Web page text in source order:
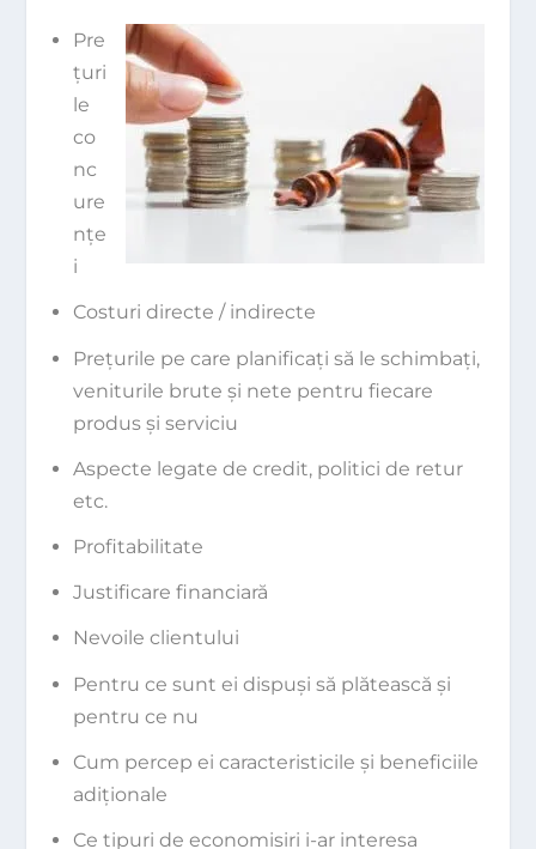
Pre
ţuri
le
co
nc
ure
nţe
i
Costuri directe / indirecte
Preţurile pe care planificaţi să le schimbaţi,
veniturile brute şi nete pentru fiecare
produs şi serviciu
Aspecte legate de credit, politici de retur
etc.
Profitabilitate
Justificare financiară
Nevoile clientului
Pentru ce sunt ei dispuşi să plătească şi
pentru ce nu
Cum percep ei caracteristicile şi beneficiile
adiţionale
Ce tipuri de economisiri i-ar interesa